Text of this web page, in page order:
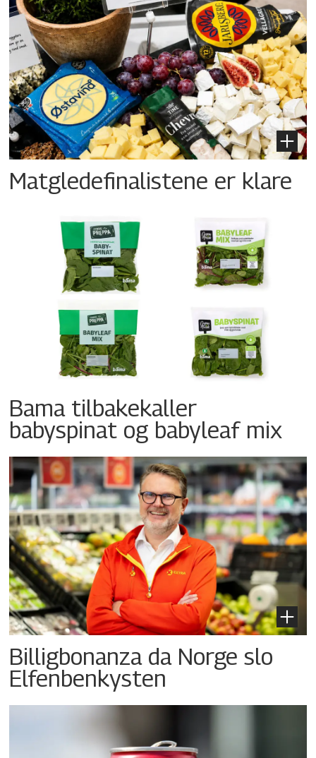
Matgledefinalistene er klare
Bama tilbakekaller
babyspinat og babyleaf mix
Billigbonanza da Norge slo
Elfenbenkysten